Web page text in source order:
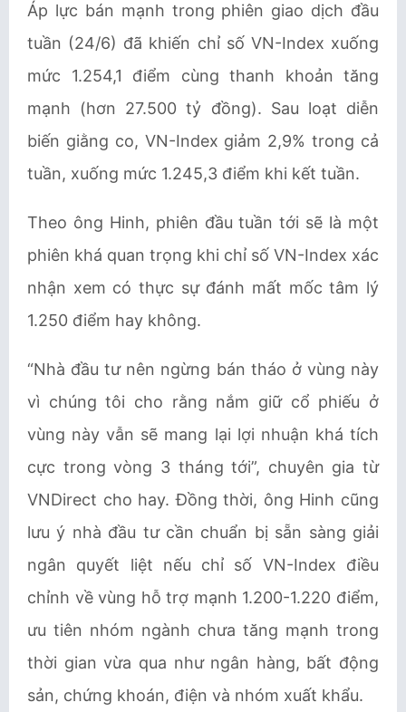
Áp lực bán mạnh trong phiên giao dịch đầu
tuần (24/6) đã khiến chỉ số VN-Index xuống
mức 1.254,1 điểm cùng thanh khoản tăng
mạnh (hơn 27.500 tỷ đồng). Sau loạt diễn
biến giằng co, VN-Index giảm 2,9% trong cả
tuần, xuống mức 1.245,3 điểm khi kết tuần.
Theo ông Hinh, phiên đầu tuần tới sẽ là một
phiên khá quan trọng khi chỉ số VN-Index xác
nhận xem có thực sự đánh mất mốc tâm lý
1.250 điểm hay không.
“Nhà đầu tư nên ngừng bán tháo ở vùng này
vì chúng tôi cho rằng nắm giữ cổ phiếu ở
vùng này vẫn sẽ mang lại lợi nhuận khá tích
cực trong vòng 3 tháng tới”, chuyên gia từ
VNDirect cho hay. Đồng thời, ông Hinh cũng
lưu ý nhà đầu tư cần chuẩn bị sẵn sàng giải
ngân quyết liệt nếu chỉ số VN-Index điều
chỉnh về vùng hỗ trợ mạnh 1.200-1.220 điểm,
ưu tiên nhóm ngành chưa tăng mạnh trong
thời gian vừa qua như ngân hàng, bất động
sản, chứng khoán, điện và nhóm xuất khẩu.